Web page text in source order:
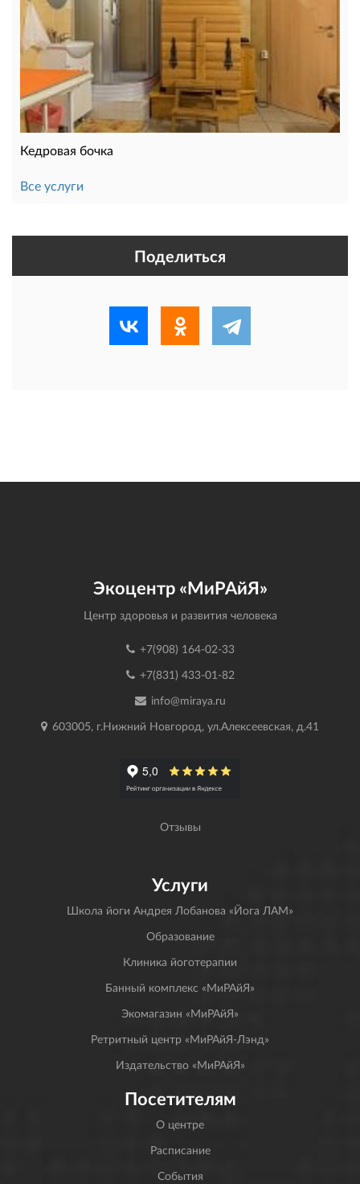
Кедровая бочка
Все услуги
Поделиться
Экоцентр «МиРАйЯ»
Центр здоровья и развития человека
+7(908) 164-02-33
+7(831) 433-01-82
info@miraya.ru
603005, г.Нижний Новгород, ул.Алексеевская, д.41
Отзывы
Услуги
Школа йоги Андрея Лобанова «Йога ЛАМ»
Образование
Клиника йоготерапии
Банный комплекс «МиРАйЯ»
Экомагазин «МиРАйЯ»
Ретритный центр «МиРАйЯ-Лэнд»
Издательство «МиРАйЯ»
Посетителям
О центре
Расписание
События